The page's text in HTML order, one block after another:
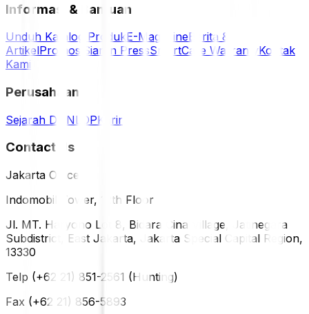
Informasi & Bantuan
Unduh Katalog ProdukE-MagazineBerita &
ArtikelPromosi Siaran PressSmartCare WarrantyKontak
Kami
Perusahaan
Sejarah DUNLOPKarir
Contact Us
Jakarta Office
Indomobil Tower, 12th Floor
Jl. MT. Haryono Lot 8, Bidara Cina Village, Jatinegara
Subdistrict, East Jakarta, Jakarta Special Capital Region,
13330
Telp (+62 21) 851-2561 (Hunting)
Fax (+62 21) 856-5893